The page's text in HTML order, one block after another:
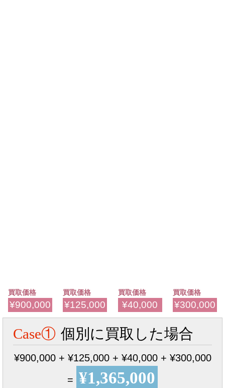
買取価格
¥900,000
買取価格
¥125,000
買取価格
¥40,000
買取価格
¥300,000
Case① 個別に買取した場合
¥900,000 + ¥125,000 + ¥40,000 + ¥300,000
= ¥1,365,000